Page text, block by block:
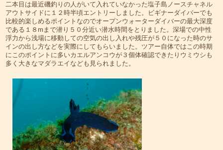
二本目は最近磯釣りの人がいて入れていなかった塩子島ノースチャネル
アウトサイドに１２時半頃エントリーしました。ビギナーダイバーでも
比較的楽しめるポイントなのでオープンウォーターダイバーの最大深度
である１８mまで潜り５０分近い潜水時間をとりました。深場での中性
浮力から浅場に移動しての空気の出し入れや残圧が５０になった時のサ
インの出し方などを実際にしてもらいました。ツアー自体ではこの時期
にこのポイントに多いカエルアンコウが３個体確認できたりウミウシも
多く大きなマダラエイなども見られました。